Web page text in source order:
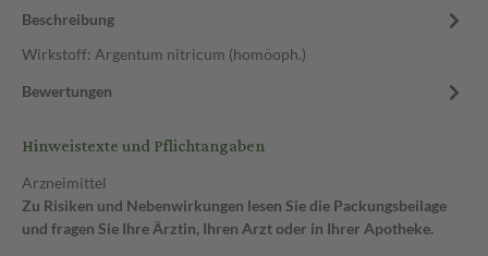
Beschreibung
Wirkstoff: Argentum nitricum (homöoph.)
Bewertungen
Hinweistexte und Pflichtangaben
Arzneimittel
Zu Risiken und Nebenwirkungen lesen Sie die Packungsbeilage
und fragen Sie Ihre Ärztin, Ihren Arzt oder in Ihrer Apotheke.